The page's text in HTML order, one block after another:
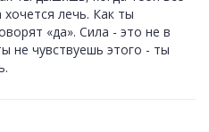
лечь. Как ты
«да». Сила - это не в
не чувствуешь этого - ты